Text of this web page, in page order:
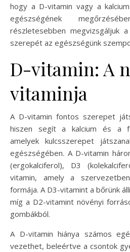
hogy a D-vitamin vagy a
egészségének
részletesebben megvizsgáljuk
szerepét az egészségünk
D-vitamin: A
vitaminja
A D-vitamin fontos szerepet
hiszen segít a kalcium és a
amelyek kulcsszerepet
egészségében. A D-vitamin
(ergokalciferol), D3
vitamin, amely a
formája. A D3-vitamint a bőrünk
míg a D2-vitamint növényi
gombákból.
A D-vitamin hiánya számos
vezethet, beleértve a csontok